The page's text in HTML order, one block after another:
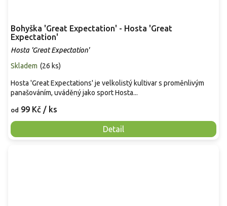
Bohyška 'Great Expectation' - Hosta 'Great
Expectation'
Hosta 'Great Expectation'
Skladem (26 ks)
od 99 Kč / ks
Detail
Hosta 'Great Expectations' je velkolistý kultivar s proměnlivým
panašováním, uváděný jako sport Hosta...